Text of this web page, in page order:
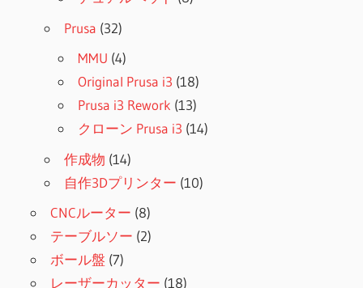
Prusa (32)
MMU (4)
Original Prusa i3 (18)
Prusa i3 Rework (13)
クローン Prusa i3 (14)
作成物 (14)
自作3Dプリンター (10)
CNCルーター (8)
テーブルソー (2)
ボール盤 (7)
レーザーカッター (18)